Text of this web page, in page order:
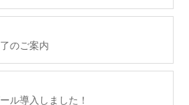
のご案内
ル導入しました！